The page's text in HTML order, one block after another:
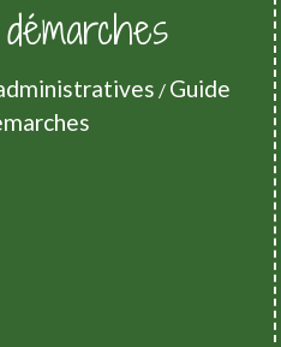
/ Guide